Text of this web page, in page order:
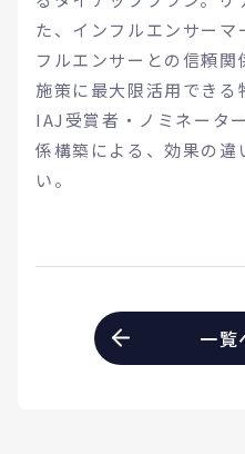
た、インフルエンサー
フルエンサーとの信頼
施策に最大限活用できる
IAJ受賞者・ノミネータ
係構築による、効果の違
い。
一覧